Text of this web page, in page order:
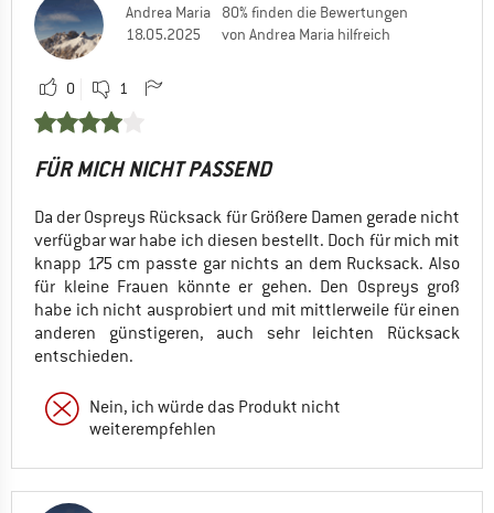
Andrea Maria
18.05.2025
80% finden die Bewertungen
von Andrea Maria hilfreich
0 1
FÜR MICH NICHT PASSEND
Da der Ospreys Rücksack für Größere Damen gerade nicht
verfügbar war habe ich diesen bestellt. Doch für mich mit
knapp 175 cm passte gar nichts an dem Rucksack. Also
für kleine Frauen könnte er gehen. Den Ospreys groß
habe ich nicht ausprobiert und mit mittlerweile für einen
anderen günstigeren, auch sehr leichten Rücksack
entschieden.
Nein, ich würde das Produkt nicht
weiterempfehlen